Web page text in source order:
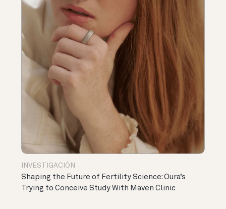
INVESTIGACIÓN
Shaping the Future of Fertility Science: Oura’s
Trying to Conceive Study With Maven Clinic